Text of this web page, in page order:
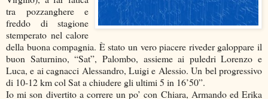
tra pozzanghere e
freddo di stagione
stemperato nel calore
della buona compagnia. È stato un vero piacere riveder galoppare il
buon Saturnino, “Sat”, Palombo, assieme ai puledri Lorenzo e
Luca, e ai cagnacci Alessandro, Luigi e Alessio. Un bel progressivo
di 10-12 km col Sat a chiudere gli ultimi 5 in 16’50”.
Io mi son divertito a correre un po’ con Chiara, Armando ed Erika